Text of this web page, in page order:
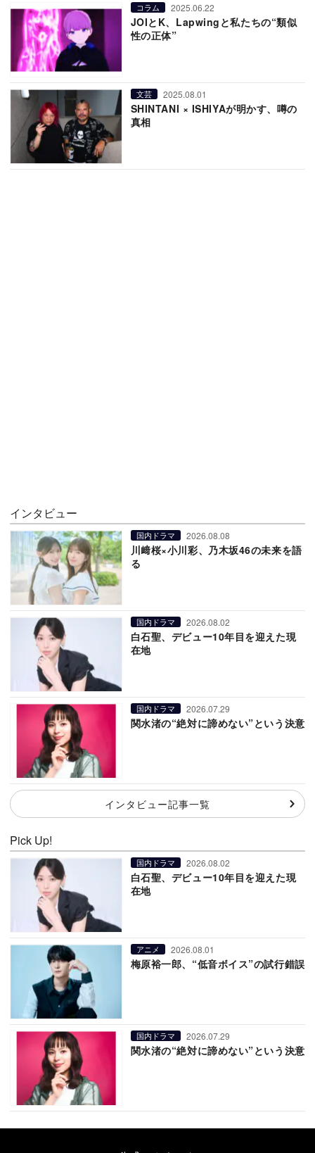
コラム 2025.06.22
JOIとK、Lapwingと私たちの“類似
性の正体”
文芸 2025.08.01
SHINTANI × ISHIYAが明かす、噂の
真相
インタビュー
国内ドラマ 2026.08.08
川﨑桜×小川彩、乃木坂46の未来を語
る
国内ドラマ 2026.08.02
白石聖、デビュー10年目を迎えた現
在地
国内ドラマ 2026.07.29
関水渚の“絶対に諦めない”という決意
インタビュー記事一覧
Pick Up!
国内ドラマ 2026.08.02
白石聖、デビュー10年目を迎えた現
在地
アニメ 2026.08.01
梅原裕一郎、“低音ボイス”の試行錯誤
国内ドラマ 2026.07.29
関水渚の“絶対に諦めない”という決意